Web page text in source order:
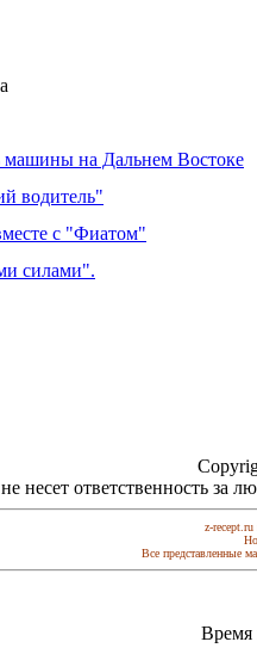
на Дальнем Востоке
водитель"
с "Фиатом"
силами".
несет ответственность за
z-recept.ru
Все представленные
Время